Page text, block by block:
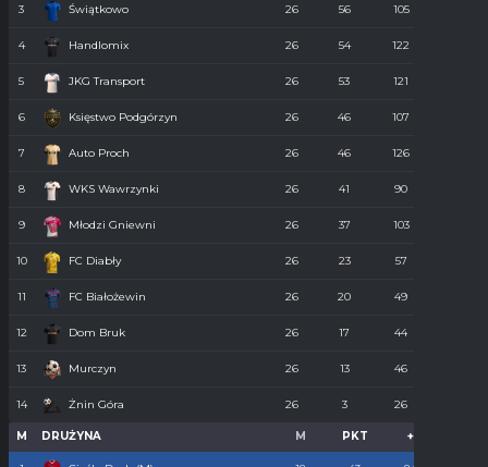
3 Świątkowo 26 56 105
4 Handlomix 26 54 122
5 JKG Transport 26 53 121
6 Księstwo Podgórzyn 26 46 107
7 Auto Proch 26 46 126
8 WKS Wawrzynki 26 41 90
9 Młodzi Gniewni 26 37 103
10 FC Diabły 26 23 57
11 FC Białożewin 26 20 49
12 Dom Bruk 26 17 44
13 Murczyn 26 13 46
14 Żnin Góra 26 3 26
M DRUŻYNA M PKT +